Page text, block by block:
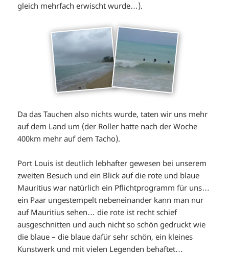
gleich mehrfach erwischt wurde…).
Da das Tauchen also nichts wurde, taten wir uns mehr
auf dem Land um (der Roller hatte nach der Woche
400km mehr auf dem Tacho).
Port Louis ist deutlich lebhafter gewesen bei unserem
zweiten Besuch und ein Blick auf die rote und blaue
Mauritius war natürlich ein Pflichtprogramm für uns…
ein Paar ungestempelt nebeneinander kann man nur
auf Mauritius sehen… die rote ist recht schief
ausgeschnitten und auch nicht so schön gedruckt wie
die blaue – die blaue dafür sehr schön, ein kleines
Kunstwerk und mit vielen Legenden behaftet…